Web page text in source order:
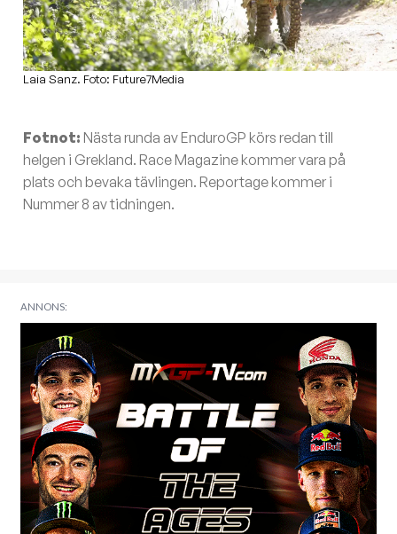
Laia Sanz. Foto: Future7Media
Fotnot: Nästa runda av EnduroGP körs redan till
helgen i Grekland. Race Magazine kommer vara på
plats och bevaka tävlingen. Reportage kommer i
Nummer 8 av tidningen.
ANNONS: